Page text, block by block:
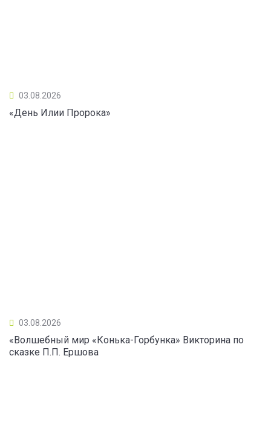
03.08.2026
«День Илии Пророка»
03.08.2026
«Волшебный мир «Конька-Горбунка» Викторина по
сказке П.П. Ершова